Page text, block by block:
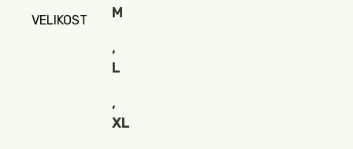
VELIKOST
M
,
L
,
XL